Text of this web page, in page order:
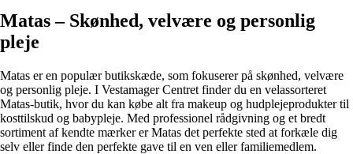
Matas – Skønhed, velvære og personlig
pleje
Matas er en populær butikskæde, som fokuserer på skønhed, velvære
og personlig pleje. I Vestamager Centret finder du en velassorteret
Matas-butik, hvor du kan købe alt fra makeup og hudplejeprodukter til
kosttilskud og babypleje. Med professionel rådgivning og et bredt
sortiment af kendte mærker er Matas det perfekte sted at forkæle dig
selv eller finde den perfekte gave til en ven eller familiemedlem.